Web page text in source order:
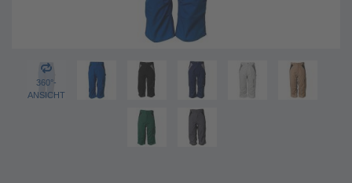
360°-
ANSICHT